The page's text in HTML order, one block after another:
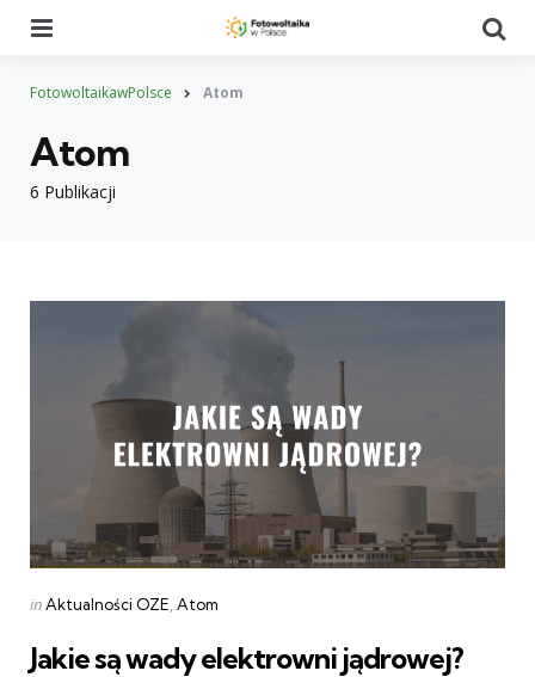
FotowoltaikawPolsce Atom
6 Publikacji
Atom
Categories
Posted
inAktualności OZE Atom
Jakie są wady elektrowni jądrowej?